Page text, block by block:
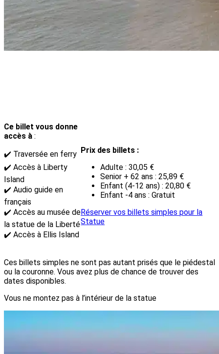
Ce billet vous donne
accès à :
✔️ Traversée en ferry
✔️ Accès à Liberty
Island
✔️ Audio guide en
français
✔️ Accès au musée de
la statue de la Liberté
✔️ Accès à Ellis Island
Prix des billets :
Adulte : 30,05 €
Senior + 62 ans : 25,89 €
Enfant (4-12 ans) : 20,80 €
Enfant -4 ans : Gratuit
Réserver vos billets simples pour la
Statue
Ces billets simples ne sont pas autant prisés que le piédestal
ou la couronne. Vous avez plus de chance de trouver des
dates disponibles.
Vous ne montez pas à l’intérieur de la statue